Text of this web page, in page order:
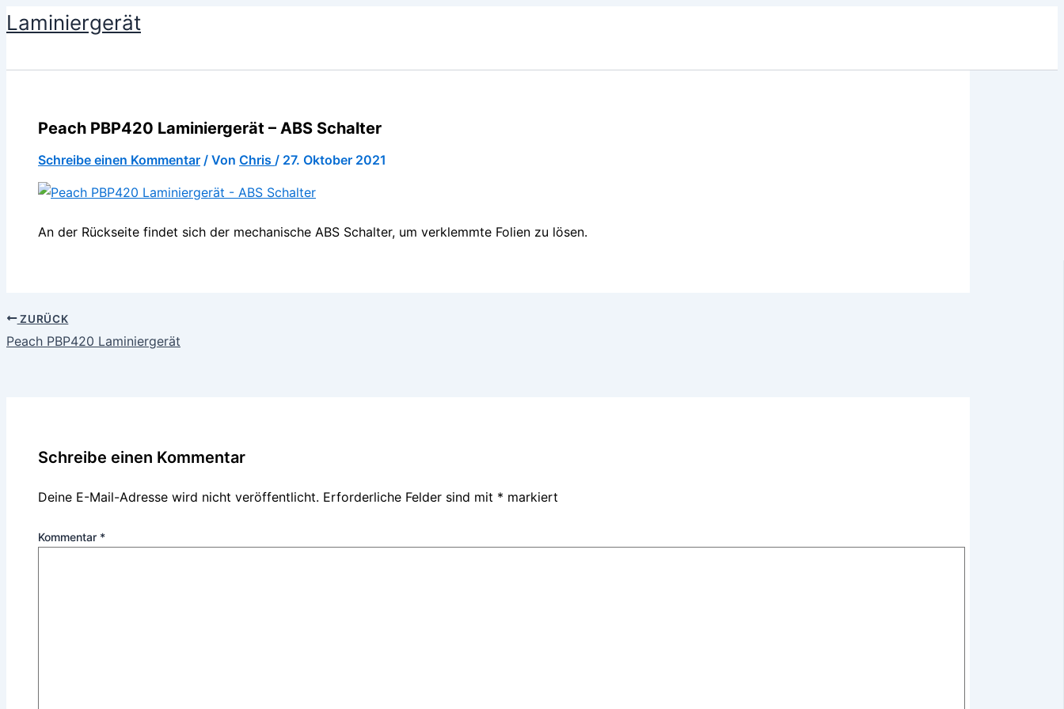
Zum
Inhalt
Laminiergerät
Peach PBP420 Laminiergerät – ABS Schalter
Schreibe einen Kommentar / Von Chris / 27. Oktober 2021
An der Rückseite findet sich der mechanische ABS Schalter, um verklemmte Folien zu lösen.
ZURÜCK
Peach PBP420 Laminiergerät
Schreibe einen Kommentar
Deine E-Mail-Adresse wird nicht veröffentlicht. Erforderliche Felder sind mit * markiert
Kommentar *